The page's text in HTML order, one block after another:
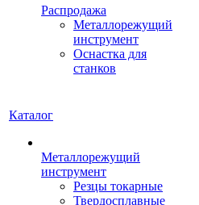
Распродажа
Металлорежущий
инструмент
Оснастка для
станков
Каталог
Металлорежущий
инструмент
Резцы токарные
Твердосплавные